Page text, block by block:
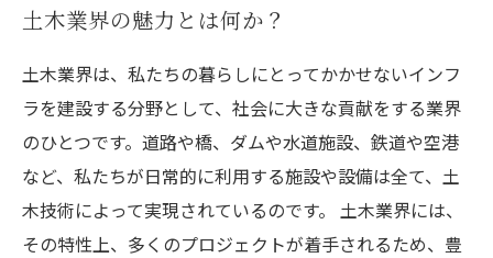
土木業界の魅力とは何か？
土木業界は、私たちの暮らしにとってかかせないインフ
ラを建設する分野として、社会に大きな貢献をする業界
のひとつです。道路や橋、ダムや水道施設、鉄道や空港
など、私たちが日常的に利用する施設や設備は全て、土
木技術によって実現されているのです。 土木業界には、
その特性上、多くのプロジェクトが着手されるため、豊